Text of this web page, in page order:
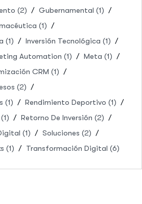
(2) Gubernamental (1)
(1)
(1) Inversión Tecnológica (1)
Automation (1) Meta (1)
CRM (1)
(2)
(1) Rendimiento Deportivo (1)
(1) Retorno De Inversión (2)
(1) Soluciones (2)
(1) Transformación Digital (6)